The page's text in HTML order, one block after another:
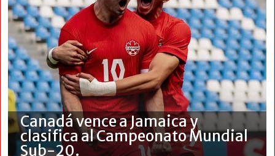
Canadá vence a Jamaica y
clasifica al Campeonato Mundial
Sub-20.